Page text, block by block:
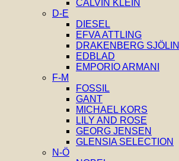
CALVIN KLEIN
D-E
DIESEL
EFVA ATTLING
DRAKENBERG SJÖLIN
EDBLAD
EMPORIO ARMANI
F-M
FOSSIL
GANT
MICHAEL KORS
LILY AND ROSE
GEORG JENSEN
GLENSIA SELECTION
N-Ö